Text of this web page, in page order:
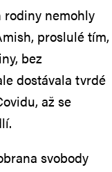
rodiny nemohly
proslulé tím,
bez
dostávala tvrdé
až se
svobody